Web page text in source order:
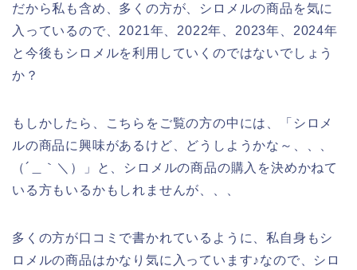
だから私も含め、多くの方が、シロメルの商品を気に
入っているので、2021年、2022年、2023年、2024年
と今後もシロメルを利用していくのではないでしょう
か？
もしかしたら、こちらをご覧の方の中には、「シロメ
ルの商品に興味があるけど、どうしようかな～、、、
（´＿｀＼）」と、シロメルの商品の購入を決めかねて
いる方もいるかもしれませんが、、、
多くの方が口コミで書かれているように、私自身もシ
ロメルの商品はかなり気に入っています♪なので、シロ